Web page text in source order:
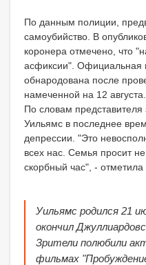
По данным полиции,
самоубийство. В
коронера отмечено, что
асфиксии". Официальная
обнародована после
намеченной на 12 августа.
По словам
Уильямс в последнее
депрессии. "Это
всех нас. Семья просит не
скорбный час", - отметила
Уильямс родился 21
окончил
Зрители полюбили
фильмах